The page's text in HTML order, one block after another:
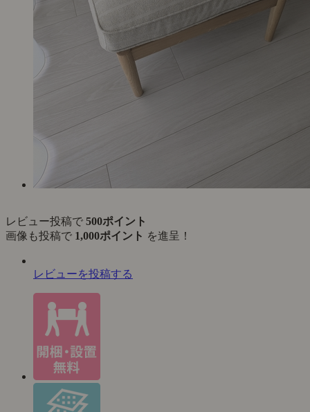
レビュー投稿で 500ポイント
画像も投稿で 1,000ポイント を進呈！
レビューを投稿する